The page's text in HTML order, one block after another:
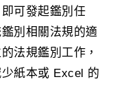
可發起鑑別任
別相關法規的適
法規鑑別工作，
紙本或 Excel 的